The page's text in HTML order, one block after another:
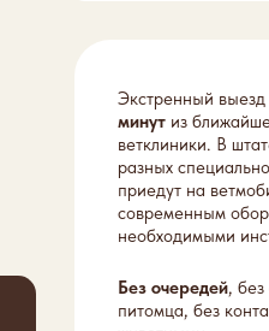
Экстренный выезд
минут из
ветклиники. В
разных
приедут на
современным
необходимыми
Без очередей, без
питомца, без